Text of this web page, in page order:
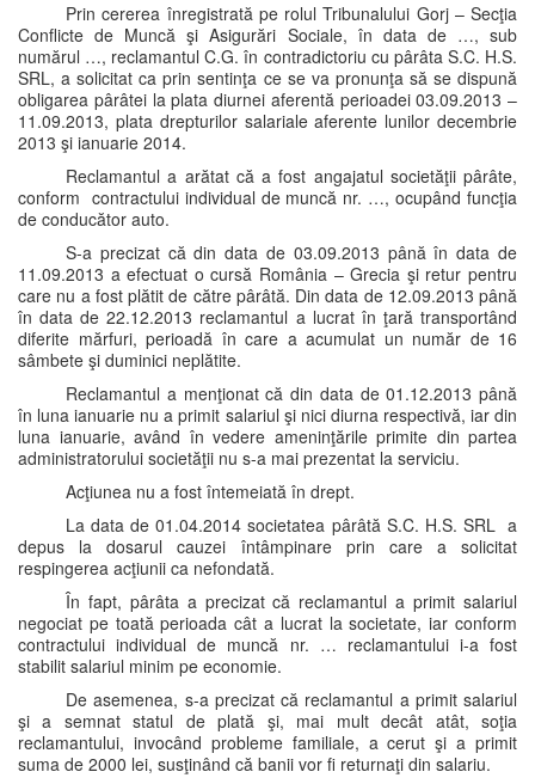
Prin cererea înregistrată pe rolul Tribunalului Gorj – Secţia
Conflicte de Muncă şi Asigurări Sociale, în data de …, sub
numărul …, reclamantul C.G. în contradictoriu cu pârâta S.C. H.S.
SRL, a solicitat ca prin sentinţa ce se va pronunţa să se dispună
obligarea pârâtei la plata diurnei aferentă perioadei 03.09.2013 –
11.09.2013, plata drepturilor salariale aferente lunilor decembrie
2013 şi ianuarie 2014.
Reclamantul a arătat că a fost angajatul societăţii pârâte,
conform contractului individual de muncă nr. …, ocupând funcţia
de conducător auto.
S-a precizat că din data de 03.09.2013 până în data de
11.09.2013 a efectuat o cursă România – Grecia şi retur pentru
care nu a fost plătit de către pârâtă. Din data de 12.09.2013 până
în data de 22.12.2013 reclamantul a lucrat în ţară transportând
diferite mărfuri, perioadă în care a acumulat un număr de 16
sâmbete şi duminici neplătite.
Reclamantul a menţionat că din data de 01.12.2013 până
în luna ianuarie nu a primit salariul şi nici diurna respectivă, iar din
luna ianuarie, având în vedere ameninţările primite din partea
administratorului societăţii nu s-a mai prezentat la serviciu.
Acţiunea nu a fost întemeiată în drept.
La data de 01.04.2014 societatea pârâtă S.C. H.S. SRL a
depus la dosarul cauzei întâmpinare prin care a solicitat
respingerea acţiunii ca nefondată.
În fapt, pârâta a precizat că reclamantul a primit salariul
negociat pe toată perioada cât a lucrat la societate, iar conform
contractului individual de muncă nr. … reclamantului i-a fost
stabilit salariul minim pe economie.
De asemenea, s-a precizat că reclamantul a primit salariul
şi a semnat statul de plată şi, mai mult decât atât, soţia
reclamantului, invocând probleme familiale, a cerut şi a primit
suma de 2000 lei, susţinând că banii vor fi returnaţi din salariu.